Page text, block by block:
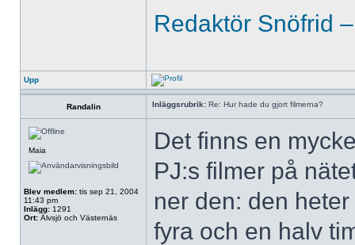
Redaktör Snöfrid
Upp
Randalin Inläggsrubrik: Re: Hur hade du gjort filmerna?
Maia
Blev medlem: tis sep 21, 2004
11:43 pm
Inlägg: 1291
Ort: Älvsjö och Västernäs
Det finns en
PJ:s filmer på
ner den: den heter
fyra och en halv